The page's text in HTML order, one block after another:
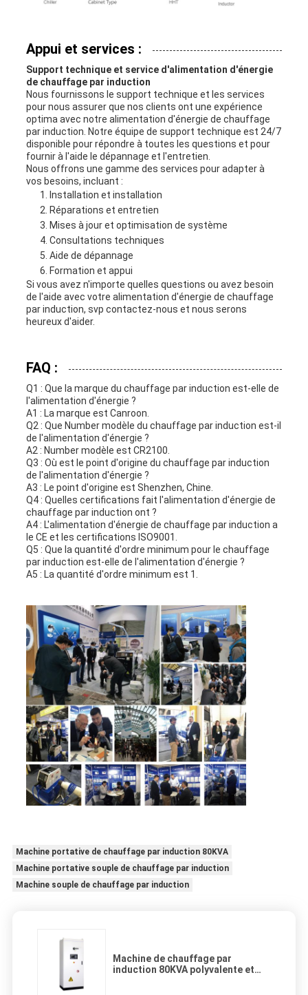
Appui et services :
Support technique et service d'alimentation d'énergie
de chauffage par induction
Nous fournissons le support technique et les services
pour nous assurer que nos clients ont une expérience
optima avec notre alimentation d'énergie de chauffage
par induction. Notre équipe de support technique est 24/7
disponible pour répondre à toutes les questions et pour
fournir à l'aide le dépannage et l'entretien.
Nous offrons une gamme des services pour adapter à
vos besoins, incluant :
Installation et installation
Réparations et entretien
Mises à jour et optimisation de système
Consultations techniques
Aide de dépannage
Formation et appui
Si vous avez n'importe quelles questions ou avez besoin
de l'aide avec votre alimentation d'énergie de chauffage
par induction, svp contactez-nous et nous serons
heureux d'aider.
FAQ :
Q1 : Que la marque du chauffage par induction est-elle de
l'alimentation d'énergie ?
A1 : La marque est Canroon.
Q2 : Que Number modèle du chauffage par induction est-il
de l'alimentation d'énergie ?
A2 : Number modèle est CR2100.
Q3 : Où est le point d'origine du chauffage par induction
de l'alimentation d'énergie ?
A3 : Le point d'origine est Shenzhen, Chine.
Q4 : Quelles certifications fait l'alimentation d'énergie de
chauffage par induction ont ?
A4 : L'alimentation d'énergie de chauffage par induction a
le CE et les certifications ISO9001.
Q5 : Que la quantité d'ordre minimum pour le chauffage
par induction est-elle de l'alimentation d'énergie ?
A5 : La quantité d'ordre minimum est 1.
Machine portative de chauffage par induction 80KVA
Machine portative souple de chauffage par induction
Machine souple de chauffage par induction
Machine de chauffage par
induction 80KVA polyvalente et